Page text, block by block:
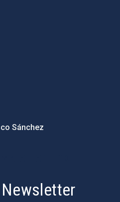
Sánchez